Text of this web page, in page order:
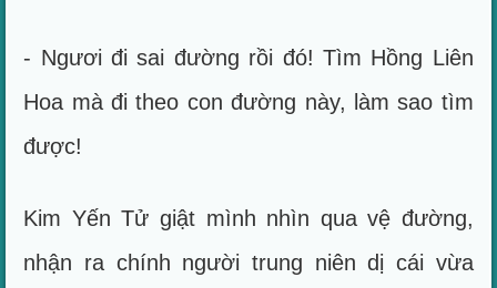
- Ngươi đi sai đường rồi đó! Tìm Hồng Liên
Hoa mà đi theo con đường này, làm sao tìm
được!
Kim Yến Tử giật mình nhìn qua vệ đường,
nhận ra chính người trung niên dị cái vừa